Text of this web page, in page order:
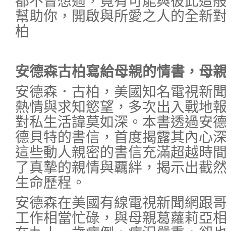
幫助你，開啟與所愛之人的全新
柏
安德森古柏寫給母親的情書，母
安德森．古柏，美國知名電視新
熱情與求知慾望，多次出入戰地
對私生活諱莫如深。本書透過安
德貝特的書信，首度揭露其內心
這些動人親密的書信充滿超越時
了真摯的親情與覊絆，揭示出截
生命歷程。
安德森在美國有線電視新聞網跟
工作相當忙碌，與母親葛蘿莉亞